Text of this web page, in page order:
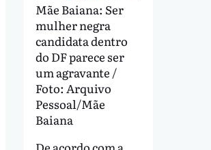
Mãe Baiana: Ser
mulher negra
candidata dentro
do DF parece ser
um agravante /
Foto: Arquivo
Pessoal/Mãe
Baiana